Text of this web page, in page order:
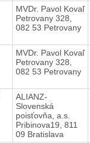
MVDr. Pavol Kovaľ
Petrovany 328,
082 53 Petrovany
MVDr. Pavol Kovaľ
Petrovany 328,
082 53 Petrovany
ALIANZ-
Slovenská
poisťovňa, a.s.
Pribinova19, 811
09 Bratislava